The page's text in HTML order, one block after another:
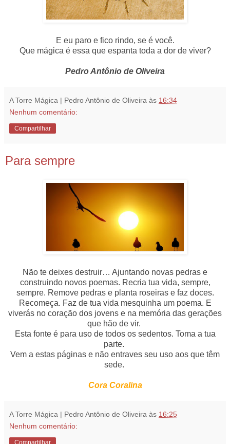
E eu paro e fico rindo, se é você.
Que mágica é essa que espanta toda a dor de viver?
Pedro Antônio de Oliveira
A Torre Mágica | Pedro Antônio de Oliveira às 16:34
Nenhum comentário:
Compartilhar
Para sempre
Não te deixes destruir… Ajuntando novas pedras e
construindo novos poemas. Recria tua vida, sempre,
sempre. Remove pedras e planta roseiras e faz doces.
Recomeça. Faz de tua vida mesquinha um poema. E
viverás no coração dos jovens e na memória das gerações
que hão de vir.
Esta fonte é para uso de todos os sedentos. Toma a tua
parte.
Vem a estas páginas e não entraves seu uso aos que têm
sede.
Cora Coralina
A Torre Mágica | Pedro Antônio de Oliveira às 16:25
Nenhum comentário: